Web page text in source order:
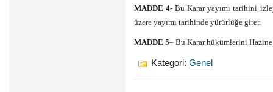
MADDE 4- Bu Karar yayımı tarihini
üzere yayımı tarihinde yürürlüğe girer.
MADDE 5– Bu Karar hükümlerini
Kategori: Genel